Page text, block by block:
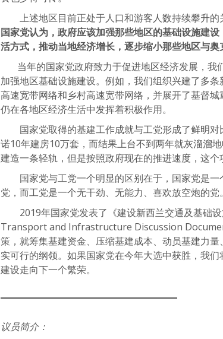
上述地区目前正处于人口和游客人数持续攀升的
国家党认为，政府应该加强那些地区的基础设施建
活方式，推动当地经济增长，逐步缩小那些地区与奥
当年的国家党政府致力于促进地区经济发展，我
加强地区基础设施建设。例如，我们组织兴建了多
高速宽带网络和乡村高速宽带网络，并展开了基督
仍在各地区经济生活中发挥着积极作用。
国家党取得的基建工作成就与工党形成了鲜明对
诺10年建房10万套，而结果上台不到两年就灰溜溜
建造一条轻轨，但是按照政府现在的推进速度，这个
国家党与工党一个明显的区别在于，国家党是一
党，而工党是一个无干劲、无能力、喜欢放空炮的党。
2019年国家党发表了《建设新西兰交通及基础
Transport and Infrastructure Discussion
策，就筹集基建资金、压缩基建成本、动员基建力
实可行的纲领。如果国家党在今年大选中获胜，我
建设走向下一个繁荣。
议员简介：